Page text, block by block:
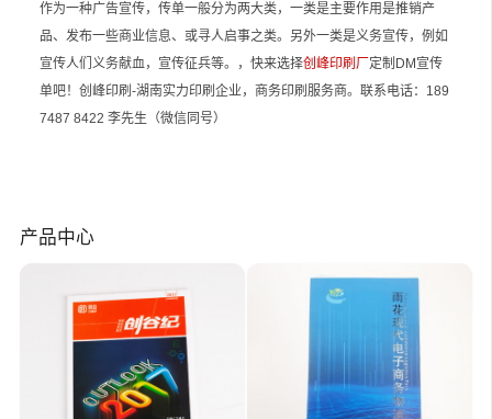
作为一种广告宣传，传单一般分为两大类，一类是主要作用是推销产
品、发布一些商业信息、或寻人启事之类。另外一类是义务宣传，例如
宣传人们义务献血，宣传征兵等。，快来选择创峰印刷厂 定制DM宣传
单吧！创峰印刷-湖南实力印刷企业，商务印刷服务商。联系电话：189
7487 8422 李先生（微信同号）
产品中心